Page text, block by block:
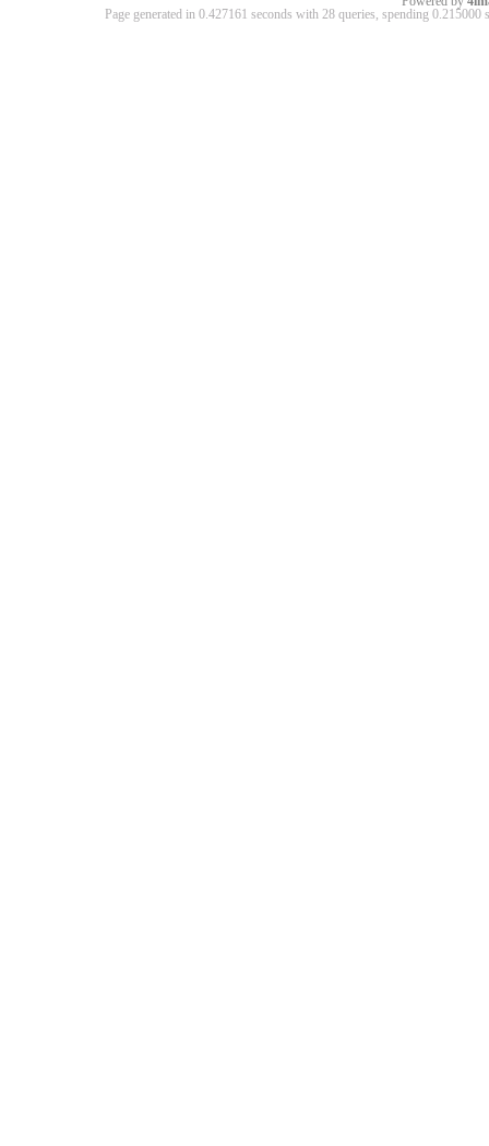
Page generated in 0.427161 seconds with 28 queries, spending